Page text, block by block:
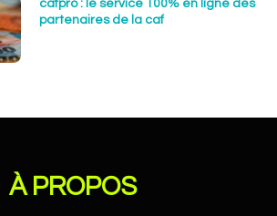
cafpro : le service 100% en ligne des
partenaires de la caf
À PROPOS